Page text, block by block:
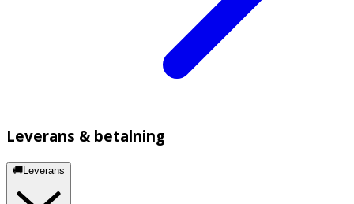
Leverans & betalning
🚚Leverans